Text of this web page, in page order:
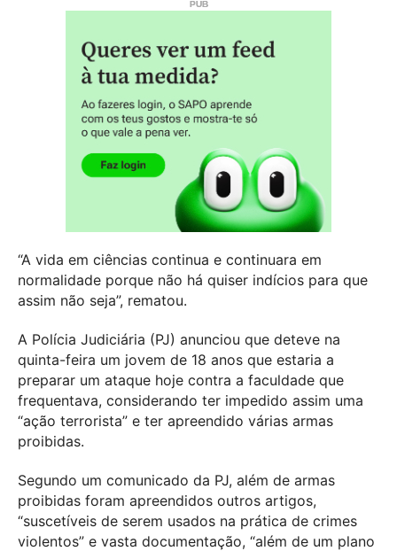
“A vida em ciências continua e continuara em
normalidade porque não há quiser indícios para que
assim não seja”, rematou.
A Polícia Judiciária (PJ) anunciou que deteve na
quinta-feira um jovem de 18 anos que estaria a
preparar um ataque hoje contra a faculdade que
frequentava, considerando ter impedido assim uma
“ação terrorista” e ter apreendido várias armas
proibidas.
Segundo um comunicado da PJ, além de armas
proibidas foram apreendidos outros artigos,
“suscetíveis de serem usados na prática de crimes
violentos” e vasta documentação, “além de um plano